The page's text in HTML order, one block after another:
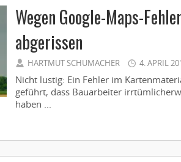
Wegen Google-Maps-
abgerissen
HARTMUT SCHUMACHER 4. APRIL
Nicht lustig: Ein Fehler im
geführt, dass Bauarbeiter
haben ...